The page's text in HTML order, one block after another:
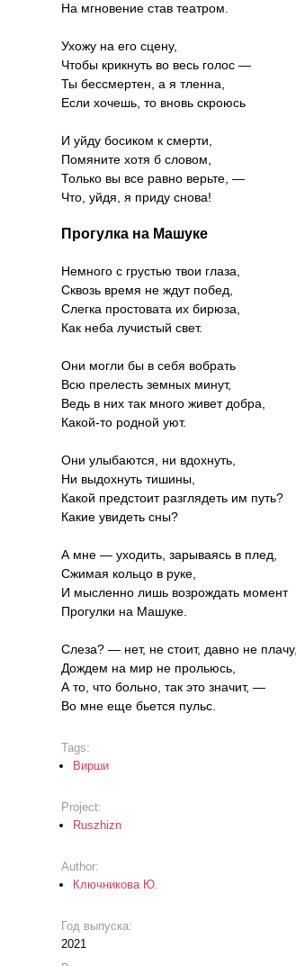
На мгновение став театром.
Ухожу на его сцену,
Чтобы крикнуть во весь голос —
Ты бессмертен, а я тленна,
Если хочешь, то вновь скроюсь
И уйду босиком к смерти,
Помяните хотя б словом,
Только вы все равно верьте, —
Что, уйдя, я приду снова!
Прогулка на Машуке
Немного с грустью твои глаза,
Сквозь время не ждут побед,
Слегка простовата их бирюза,
Как неба лучистый свет.
Они могли бы в себя вобрать
Всю прелесть земных минут,
Ведь в них так много живет добра,
Какой-то родной уют.
Они улыбаются, ни вдохнуть,
Ни выдохнуть тишины,
Какой предстоит разглядеть им путь?
Какие увидеть сны?
А мне — уходить, зарываясь в плед,
Сжимая кольцо в руке,
И мысленно лишь возрождать момент
Прогулки на Машуке.
Слеза? — нет, не стоит, давно не плачу,
Дождем на мир не прольюсь,
А то, что больно, так это значит, —
Во мне еще бьется пульс.
Tags:
Вирши
Project:
Ruszhizn
Author:
Ключникова Ю.
Год выпуска:
2021